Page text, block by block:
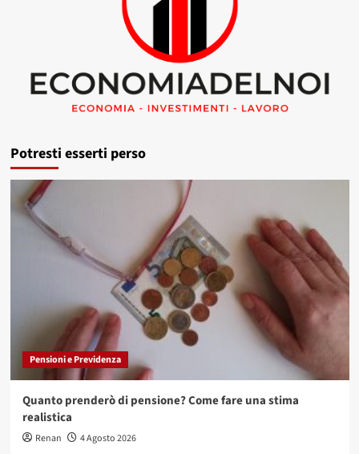
Potresti esserti perso
Pensioni e Previdenza
Quanto prenderò di pensione? Come fare una stima
realistica
Renan 4 Agosto 2026